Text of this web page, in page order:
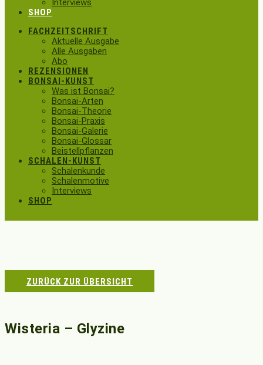
Interviews
SHOP
FACHZEITSCHRIFT
Aktuelle Ausgabe
Alle Ausgaben
Abo
REZENSIONEN
BONSAI-KUNST
Was ist Bonsai?
Bonsai-Arten
Bonsai-Theorie
Bonsai-Praxis
Bonsai-Galerie
Bonsai-Glossar
Beistellpflanzen
SCHALEN-KUNST
Schalenkunde
Schalenmotive
Interviews
SHOP
ZURÜCK ZUR ÜBERSICHT
Wisteria – Glyzine